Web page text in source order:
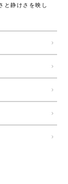
と静けさを映し